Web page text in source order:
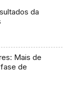
da
Mais de
de